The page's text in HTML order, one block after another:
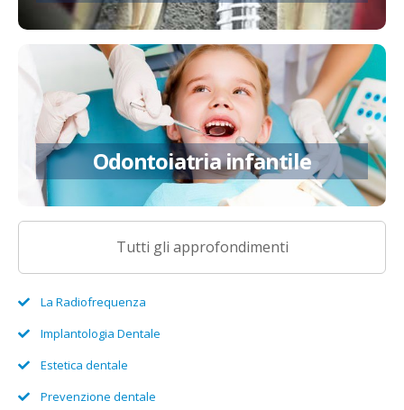
Odontoiatria infantile
Odontoiatria infantile
Approfondisci
Tutti gli approfondimenti
La Radiofrequenza
Implantologia Dentale
Estetica dentale
Prevenzione dentale